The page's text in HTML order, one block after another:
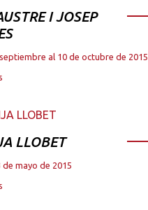
I JOSEP
al 10 de octubre de 2015
LLOBET
de mayo de 2015